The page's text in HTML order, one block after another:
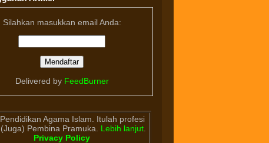
Silahkan masukkan email Anda:
Delivered by FeedBurner
Agama Islam. Itulah profesi
Pembina Pramuka.
Lebih lanjut.
Privacy Policy